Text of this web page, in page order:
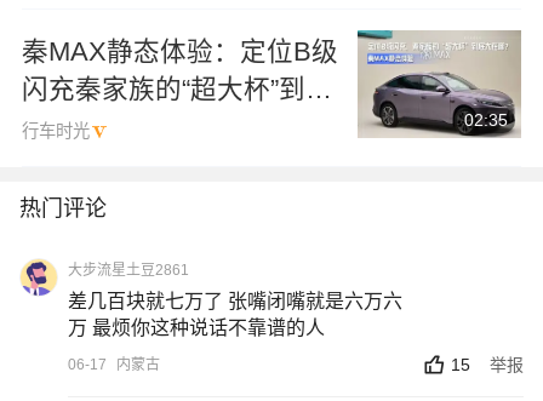
秦MAX静态体验：定位B级
闪充秦家族的“超大杯”到底
大在哪？
行车时光
02:35
热门评论
大步流星土豆2861
差几百块就七万了 张嘴闭嘴就是六万六
万 最烦你这种说话不靠谱的人
06-17 内蒙古 15 举报